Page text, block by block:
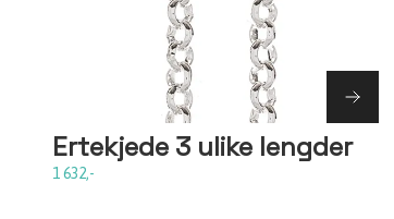
Ertekjede 3 ulike lengder
1 632,-